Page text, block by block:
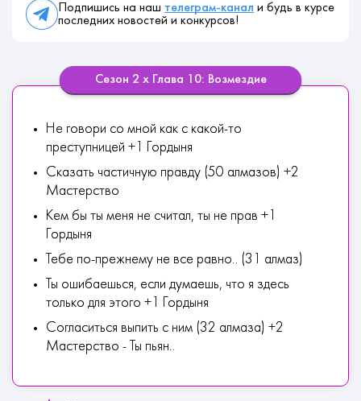
Подпишись на наш телеграм-канал и будь в курсе
последних новостей и конкурсов!
Сезон 2 х Глава 10: Возмездие
Не говори со мной как с какой-то
преступницей +1 Гордыня
Сказать частичную правду (50 алмазов) +2
Мастерство
Кем бы ты меня не считал, ты не прав +1
Гордыня
Тебе по-прежнему не все равно.. (31 алмаз)
Ты ошибаешься, если думаешь, что я здесь
только для этого +1 Гордыня
Согласиться выпить с ним (32 алмаза) +2
Мастерство - Ты пьян..